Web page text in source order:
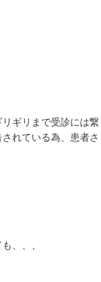
ギリまで受診には繋
れている為、患者さ
、、、